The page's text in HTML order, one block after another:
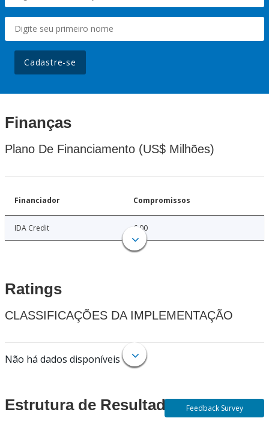
Cadastre-se
Finanças
Plano De Financiamento (US$ Milhões)
Financiador Compromissos
IDA Credit 6.00
Ratings
CLASSIFICAÇÕES DA IMPLEMENTAÇÃO
Não há dados disponíveis
Estrutura de Resultados Feedback Survey